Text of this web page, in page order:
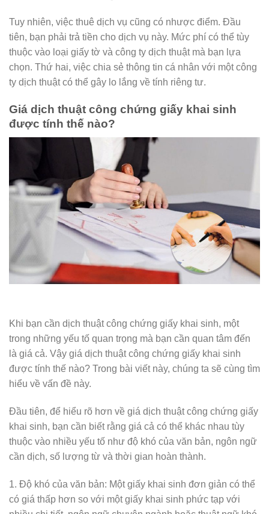
Tuy nhiên, việc thuê dịch vụ cũng có nhược điểm. Đầu
tiên, bạn phải trả tiền cho dịch vụ này. Mức phí có thể tùy
thuộc vào loại giấy tờ và công ty dịch thuật mà bạn lựa
chọn. Thứ hai, việc chia sẻ thông tin cá nhân với một công
ty dịch thuật có thể gây lo lắng về tính riêng tư.
Giá dịch thuật công chứng giấy khai sinh
được tính thế nào?
Khi bạn cần dịch thuật công chứng giấy khai sinh, một
trong những yếu tố quan trọng mà bạn cần quan tâm đến
là giá cả. Vậy giá dịch thuật công chứng giấy khai sinh
được tính thế nào? Trong bài viết này, chúng ta sẽ cùng tìm
hiểu về vấn đề này.
Đầu tiên, để hiểu rõ hơn về giá dịch thuật công chứng giấy
khai sinh, bạn cần biết rằng giá cả có thể khác nhau tùy
thuộc vào nhiều yếu tố như độ khó của văn bản, ngôn ngữ
cần dịch, số lượng từ và thời gian hoàn thành.
1. Độ khó của văn bản: Một giấy khai sinh đơn giản có thể
có giá thấp hơn so với một giấy khai sinh phức tạp với